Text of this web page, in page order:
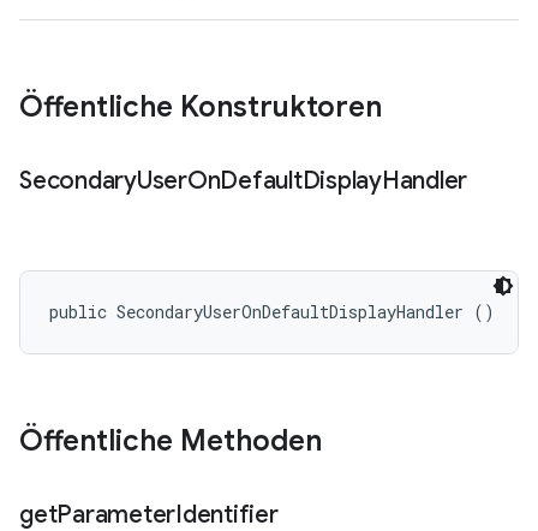
Öffentliche Konstruktoren
SecondaryUserOnDefaultDisplayHandler
public SecondaryUserOnDefaultDisplayHandler ()
Öffentliche Methoden
getParameterIdentifier